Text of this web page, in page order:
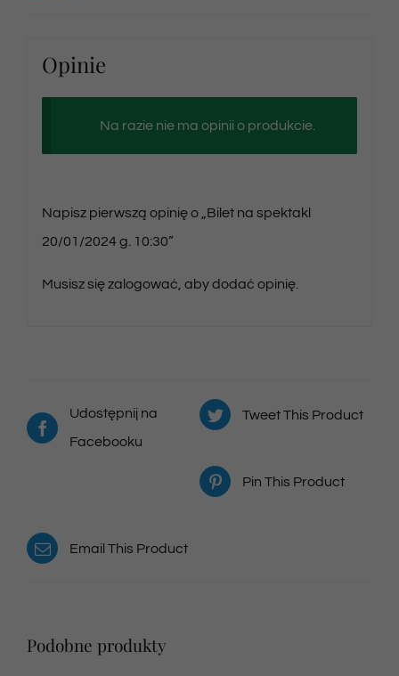
Opinie
Na razie nie ma opinii o produkcie.
Napisz pierwszą opinię o „Bilet na spektakl
20/01/2024 g. 10:30”
Musisz sięzalogować , aby dodać opinię.
Udostępnij na
Facebooku
Tweet This Product
Pin This Product
Email This Product
Podobne produkty